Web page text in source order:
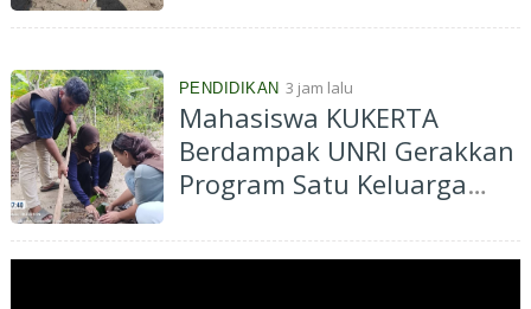
Abu Huroiroh
PENDIDIKAN 3 jam lalu
Mahasiswa KUKERTA
Berdampak UNRI Gerakkan
Program Satu Keluarga
Jaya